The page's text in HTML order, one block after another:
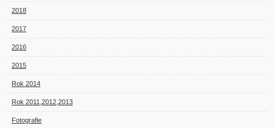
2018
2017
2016
2015
Rok 2014
Rok 2011,2012,2013
Fotografie